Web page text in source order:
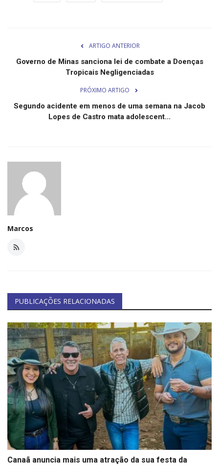
Brasil
ARTIGO ANTERIOR
Governo de Minas sanciona lei de combate a Doenças
Tropicais Negligenciadas
PRÓXIMO ARTIGO
Segundo acidente em menos de uma semana na Jacob
Lopes de Castro mata adolescent...
Marcos
PUBLICAÇÕES RELACIONADAS
Canaã anuncia mais uma atração da sua festa da